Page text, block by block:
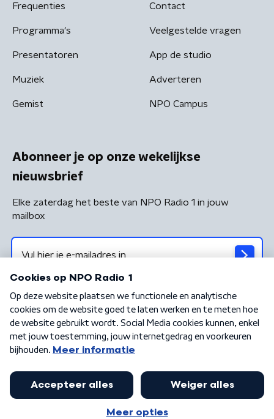
Frequenties
Programma's
Presentatoren
Muziek
Gemist
Contact
Veelgestelde vragen
App de studio
Adverteren
NPO Campus
Abonneer je op onze wekelijkse
nieuwsbrief
Elke zaterdag het beste van NPO Radio 1 in jouw
mailbox
Algemene voorwaarden